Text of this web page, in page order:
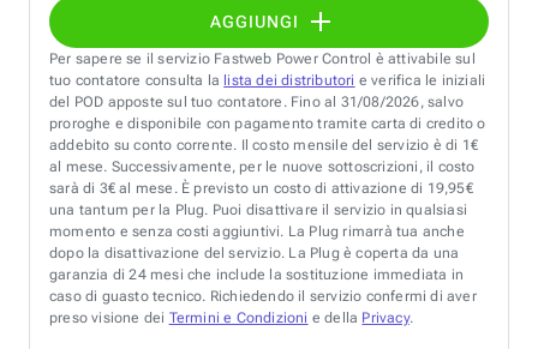
AGGIUNGI
Per sapere se il servizio Fastweb Power Control è attivabile sul
tuo contatore consulta la lista dei distributori e verifica le iniziali
del POD apposte sul tuo contatore. Fino al 31/08/2026, salvo
proroghe e disponibile con pagamento tramite carta di credito o
addebito su conto corrente. Il costo mensile del servizio è di 1€
al mese. Successivamente, per le nuove sottoscrizioni, il costo
sarà di 3€ al mese. È previsto un costo di attivazione di 19,95€
una tantum per la Plug. Puoi disattivare il servizio in qualsiasi
momento e senza costi aggiuntivi. La Plug rimarrà tua anche
dopo la disattivazione del servizio. La Plug è coperta da una
garanzia di 24 mesi che include la sostituzione immediata in
caso di guasto tecnico. Richiedendo il servizio confermi di aver
preso visione dei Termini e Condizioni e della Privacy.